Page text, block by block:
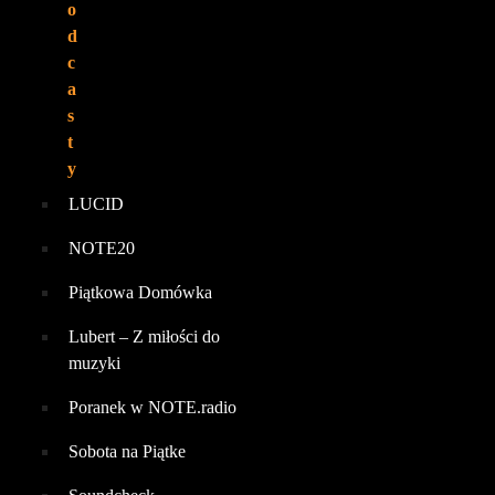
o
d
c
a
s
t
y
LUCID
NOTE20
Piątkowa Domówka
Lubert – Z miłości do
muzyki
Poranek w NOTE.radio
Sobota na Piątke